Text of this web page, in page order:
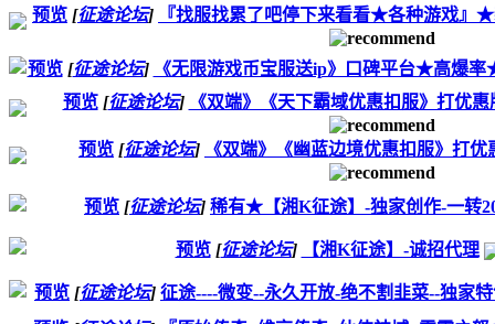
预览 [征途论坛] 『找服找累了吧停下来看看★各种游戏』
预览 [征途论坛]
《无限游戏币宝服送ip》口碑平台★高爆
预览 [征途论坛] 《双端》《天下霸域优惠扣服》打优
预览 [征途论坛] 《双端》《幽蓝边境优惠扣服》打
预览 [征途论坛] 稀有★【湘K征途】-独家创作-一转
预览 [征途论坛] 【湘K征途】-诚招代理
预览 [征途论坛] 征途----微变--永久开放-绝不割韭菜--独家